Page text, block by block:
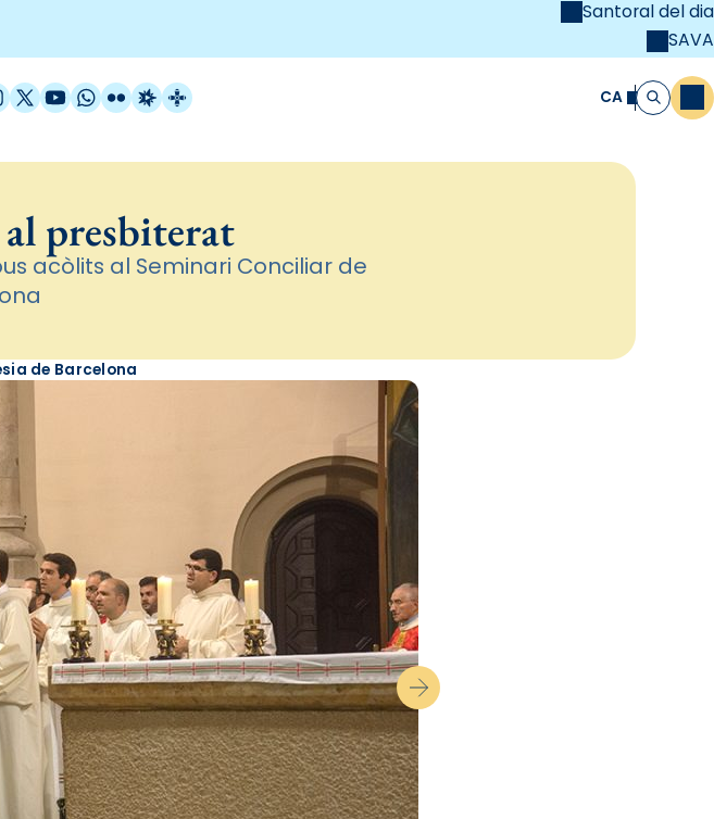
Santoral del dia
SAVA
X / Twitter
YouTube
WhatsApp
FlickrRadio Estel
Catalunya Cristiana CA Cerca
al presbiterat
acòlits al Seminari Conciliar de
de Barcelona